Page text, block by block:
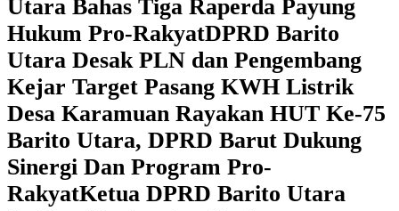
Utara Bahas Tiga Raperda Payung
Hukum Pro-RakyatDPRD Barito
Utara Desak PLN dan Pengembang
Kejar Target Pasang KWH Listrik
Desa Karamuan Rayakan HUT Ke-75
Barito Utara, DPRD Barut Dukung
Sinergi Dan Program Pro-
RakyatKetua DPRD Barito Utara